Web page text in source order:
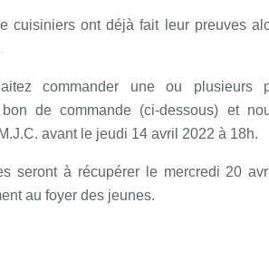
cuisiniers ont déjà fait leur preuves
commander une ou plusieurs
de commande (ci-dessous) et
avant le jeudi 14 avril 2022 à 18h.
seront à récupérer le mercredi 20
au foyer des jeunes.